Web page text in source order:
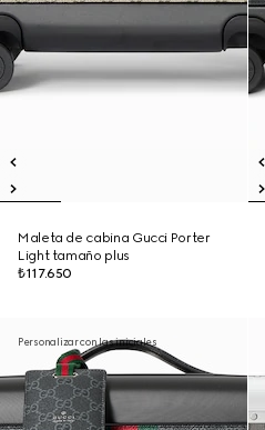
Maleta de cabina Gucci Porter
Light tamaño plus
₺117.650
Personalizar con las iniciales